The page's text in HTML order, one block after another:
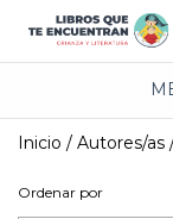
Inicio / Autores/as
Ordenar por